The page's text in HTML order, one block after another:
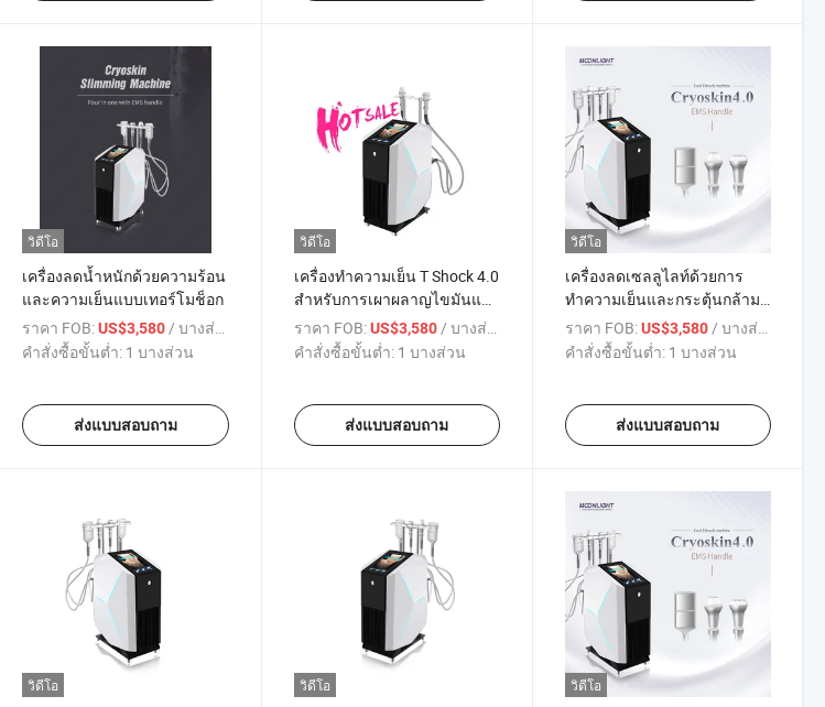
วิดีโอ
เครื่องลดน้ำหนักด้วยความร้อน
และความเย็นแบบเทอร์โมช็อก
ราคา FOB: US$3,580 / บางส่วน
คำสั่งซื้อขั้นต่ำ: 1 บางส่วน
ส่งแบบสอบถาม
วิดีโอ
เครื่องทำความเย็น T Shock 4.0
สำหรับการเผาผลาญไขมันและ
การยกกระชับผิว
ราคา FOB: US$3,580 / บางส่วน
คำสั่งซื้อขั้นต่ำ: 1 บางส่วน
ส่งแบบสอบถาม
วิดีโอ
เครื่องลดเซลลูไลท์ด้วยการ
ทำความเย็นและกระตุ้นกล้าม
เนื้อเพื่อการสลายไขมัน
ราคา FOB: US$3,580 / บางส่วน
คำสั่งซื้อขั้นต่ำ: 1 บางส่วน
ส่งแบบสอบถาม
วิดีโอ วิดีโอ วิดีโอ